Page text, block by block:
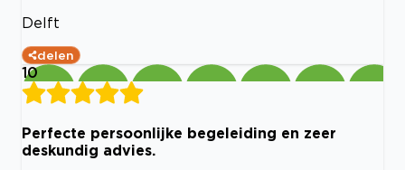
Delft
delen
10
Perfecte persoonlijke begeleiding en zeer
deskundig advies.